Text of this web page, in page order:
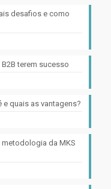
desafios e como
terem sucesso
quais as vantagens?
metodologia da MKS